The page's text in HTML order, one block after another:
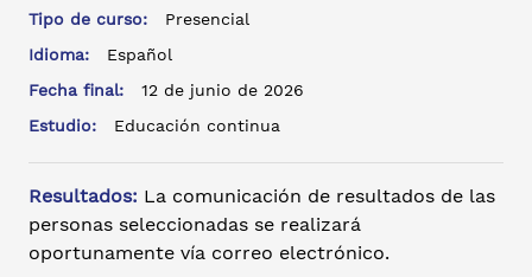
Tipo de curso:
Presencial
Idioma:
Español
Fecha final:
12 de junio de 2026
Estudio:
Educación continua
Resultados: La comunicación de resultados de las
personas seleccionadas se realizará
oportunamente vía correo electrónico.